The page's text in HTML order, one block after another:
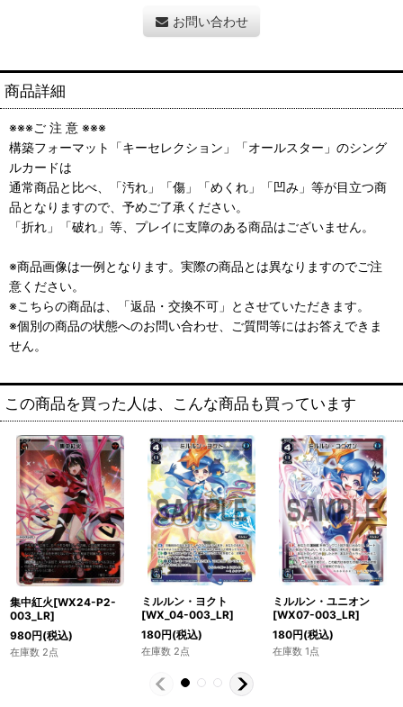
お問い合わせ
商品詳細
※※※ご 注 意 ※※※
構築フォーマット「キーセレクション」「オールスター」のシング
ルカードは
通常商品と比べ、「汚れ」「傷」「めくれ」「凹み」等が目立つ商
品となりますので、予めご了承ください。
「折れ」「破れ」等、プレイに支障のある商品はございません。
※商品画像は一例となります。実際の商品とは異なりますのでご注
意ください。
※こちらの商品は、「返品・交換不可」とさせていただきます。
※個別の商品の状態へのお問い合わせ、ご質問等にはお答えできま
せん。
この商品を買った人は、こんな商品も買っています
集中紅火[WX24-P2-
003_LR]
980円(税込)
在庫数 2点
ミルルン・ヨクト
[WX_04-003_LR]
180円(税込)
在庫数 2点
ミルルン・ユニオン
[WX07-003_LR]
180円(税込)
在庫数 1点